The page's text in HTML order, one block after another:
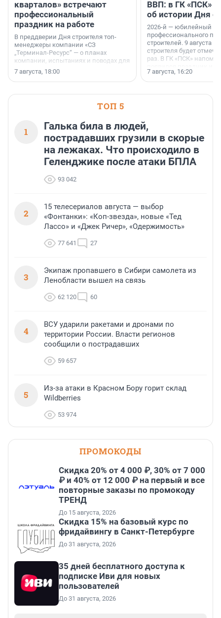
кварталов» встречают
профессиональный
праздник на работе
В преддверии Дня строителя топ-
менеджеры компании «СЗ
„Терминал-Ресурс“ — о планах
компании, испытаниях и поводах для
осторожного оптимизма.
7 августа, 18:00
ВВП: в ГК «ПСК»
об истории Дня
2026-й — юбилейный
профессионального
строителей. 9 августа
строителя будет
раз. В ГК «ПСК»
поменялась роль
7 августа, 16:20
ТОП 5
1
Галька била в людей,
пострадавших грузили в скорые
на лежаках. Что происходило в
Геленджике после атаки БПЛА
93 042
2
15 телесериалов августа — выбор
«Фонтанки»: «Коп-звезда», новые «Тед
Лассо» и «Джек Ричер», «Одержимость»
77 641 27
3
Экипаж пропавшего в Сибири самолета из
Ленобласти вышел на связь
62 120 60
4
ВСУ ударили ракетами и дронами по
территории России. Власти регионов
сообщили о пострадавших
59 657
5
Из-за атаки в Красном Бору горит склад
Wildberries
53 974
ПРОМОКОДЫ
Скидка 20% от 4 000 ₽, 30% от 7 000
₽ и 40% от 12 000 ₽ на первый и все
повторные заказы по промокоду
ТРЕНД
До 15 августа, 2026
Скидка 15% на базовый курс по
фридайвингу в Санкт-Петербурге
До 31 августа, 2026
35 дней бесплатного доступа к
подписке Иви для новых
пользователей
До 31 августа, 2026